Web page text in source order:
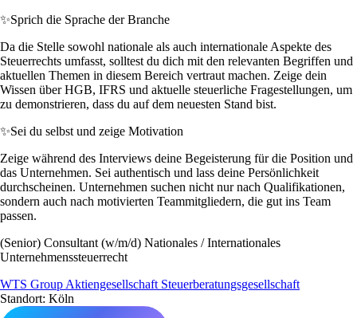
✨Sprich die Sprache der Branche
Da die Stelle sowohl nationale als auch internationale Aspekte des
Steuerrechts umfasst, solltest du dich mit den relevanten Begriffen und
aktuellen Themen in diesem Bereich vertraut machen. Zeige dein
Wissen über HGB, IFRS und aktuelle steuerliche Fragestellungen, um
zu demonstrieren, dass du auf dem neuesten Stand bist.
✨Sei du selbst und zeige Motivation
Zeige während des Interviews deine Begeisterung für die Position und
das Unternehmen. Sei authentisch und lass deine Persönlichkeit
durchscheinen. Unternehmen suchen nicht nur nach Qualifikationen,
sondern auch nach motivierten Teammitgliedern, die gut ins Team
passen.
(Senior) Consultant (w/m/d) Nationales / Internationales
Unternehmenssteuerrecht
WTS Group Aktiengesellschaft Steuerberatungsgesellschaft
Standort: Köln